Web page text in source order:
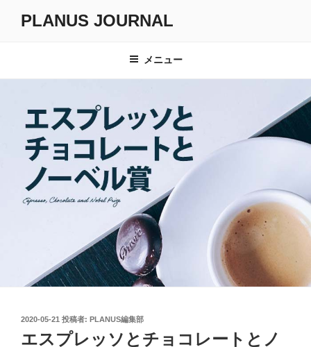
PLANUS JOURNAL
メニュー
投
日:
2020-05-21 投稿者: PLANUS編集部
エスプレッソとチョコレートとノ